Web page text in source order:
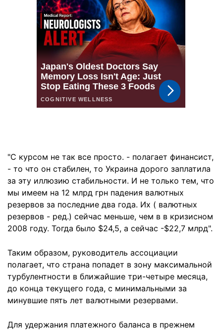
"С курсом не так все просто. - полагает финансист,
- то что он стабилен, то Украина дорого заплатила
за эту иллюзию стабильности. И не только тем, что
мы имеем на 12 млрд грн падения валютных
резервов за последние два года. Их ( валютных
резервов - ред.) сейчас меньше, чем в в кризисном
2008 году. Тогда было $24,5, а сейчас -$22,7 млрд".
Таким образом, руководитель ассоциации
полагает, что страна попадет в зону максимальной
турбулентности в ближайшие три-четыре месяца,
до конца текущего года, с минимальными за
минувшие пять лет валютными резервами.
Для удержания платежного баланса в прежнем